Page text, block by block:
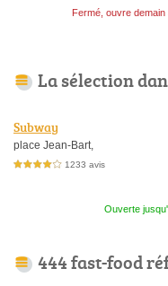
Fermé, ouvre demain
La sélection
Subway
place Jean-Bart,
4,0 étoiles sur 5 1233 avis
Ouverte
444 fast-food